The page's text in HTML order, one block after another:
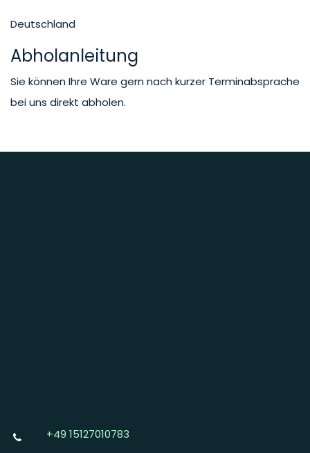
Deutschland
Abholanleitung
Sie können Ihre Ware gern nach kurzer Terminabsprache
bei uns direkt abholen.
+49 15127010783